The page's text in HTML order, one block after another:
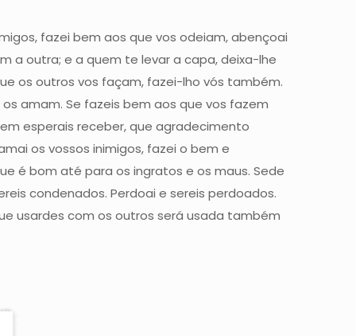
fazei bem aos que vos odeiam, abençoai
a outra; e a quem te levar a capa, deixa-lhe
os outros vos façam, fazei-lho vós também.
amam. Se fazeis bem aos que vos fazem
esperais receber, que agradecimento
os vossos inimigos, fazei o bem e
é bom até para os ingratos e os maus. Sede
condenados. Perdoai e sereis perdoados.
usardes com os outros será usada também